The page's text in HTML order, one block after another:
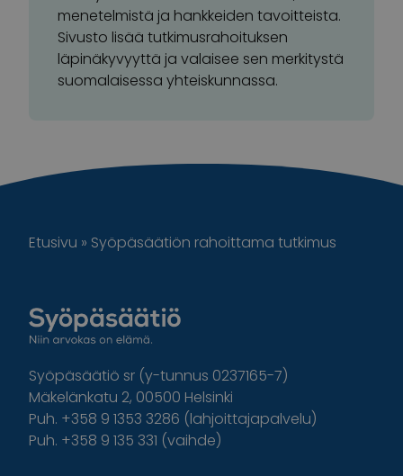
menetelmistä ja hankkeiden tavoitteista.
Sivusto lisää tutkimusrahoituksen
läpinäkyvyyttä ja valaisee sen merkitystä
suomalaisessa yhteiskunnassa.
Etusivu » Syöpäsäätiön rahoittama tutkimus
Syöpäsäätiö sr (y-tunnus 0237165-7)
Mäkelänkatu 2, 00500 Helsinki
Puh. +358 9 1353 3286 (lahjoittajapalvelu)
Puh. +358 9 135 331 (vaihde)